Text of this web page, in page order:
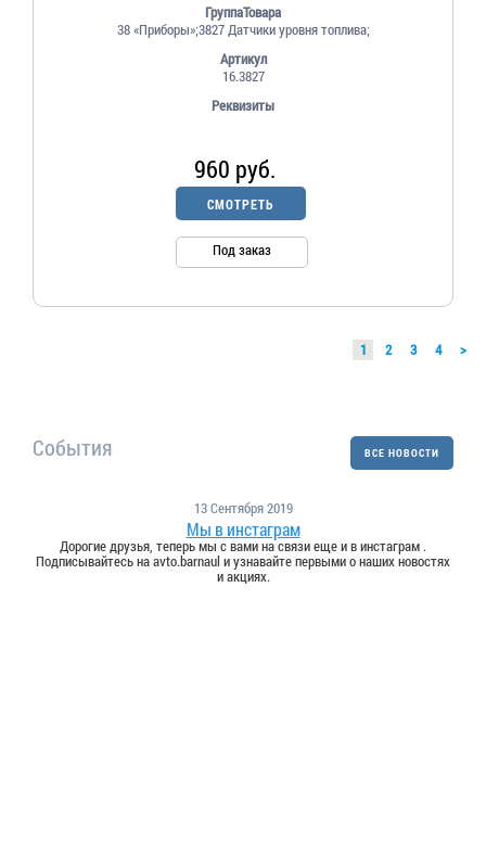
ВСЕ НОВОСТИ
События
13 Сентября 2019
Мы в инстаграм
Дорогие друзья, теперь мы с вами на связи еще и в инстаграм .
Подписывайтесь на avto.barnaul и узнавайте первыми о наших новостях
и акциях.
ГруппаТовара
38 «Приборы»;3827 Датчики уровня топлива;
Артикул
16.3827
Реквизиты
960 руб.
СМОТРЕТЬ
Под заказ
1 2 3 4 >